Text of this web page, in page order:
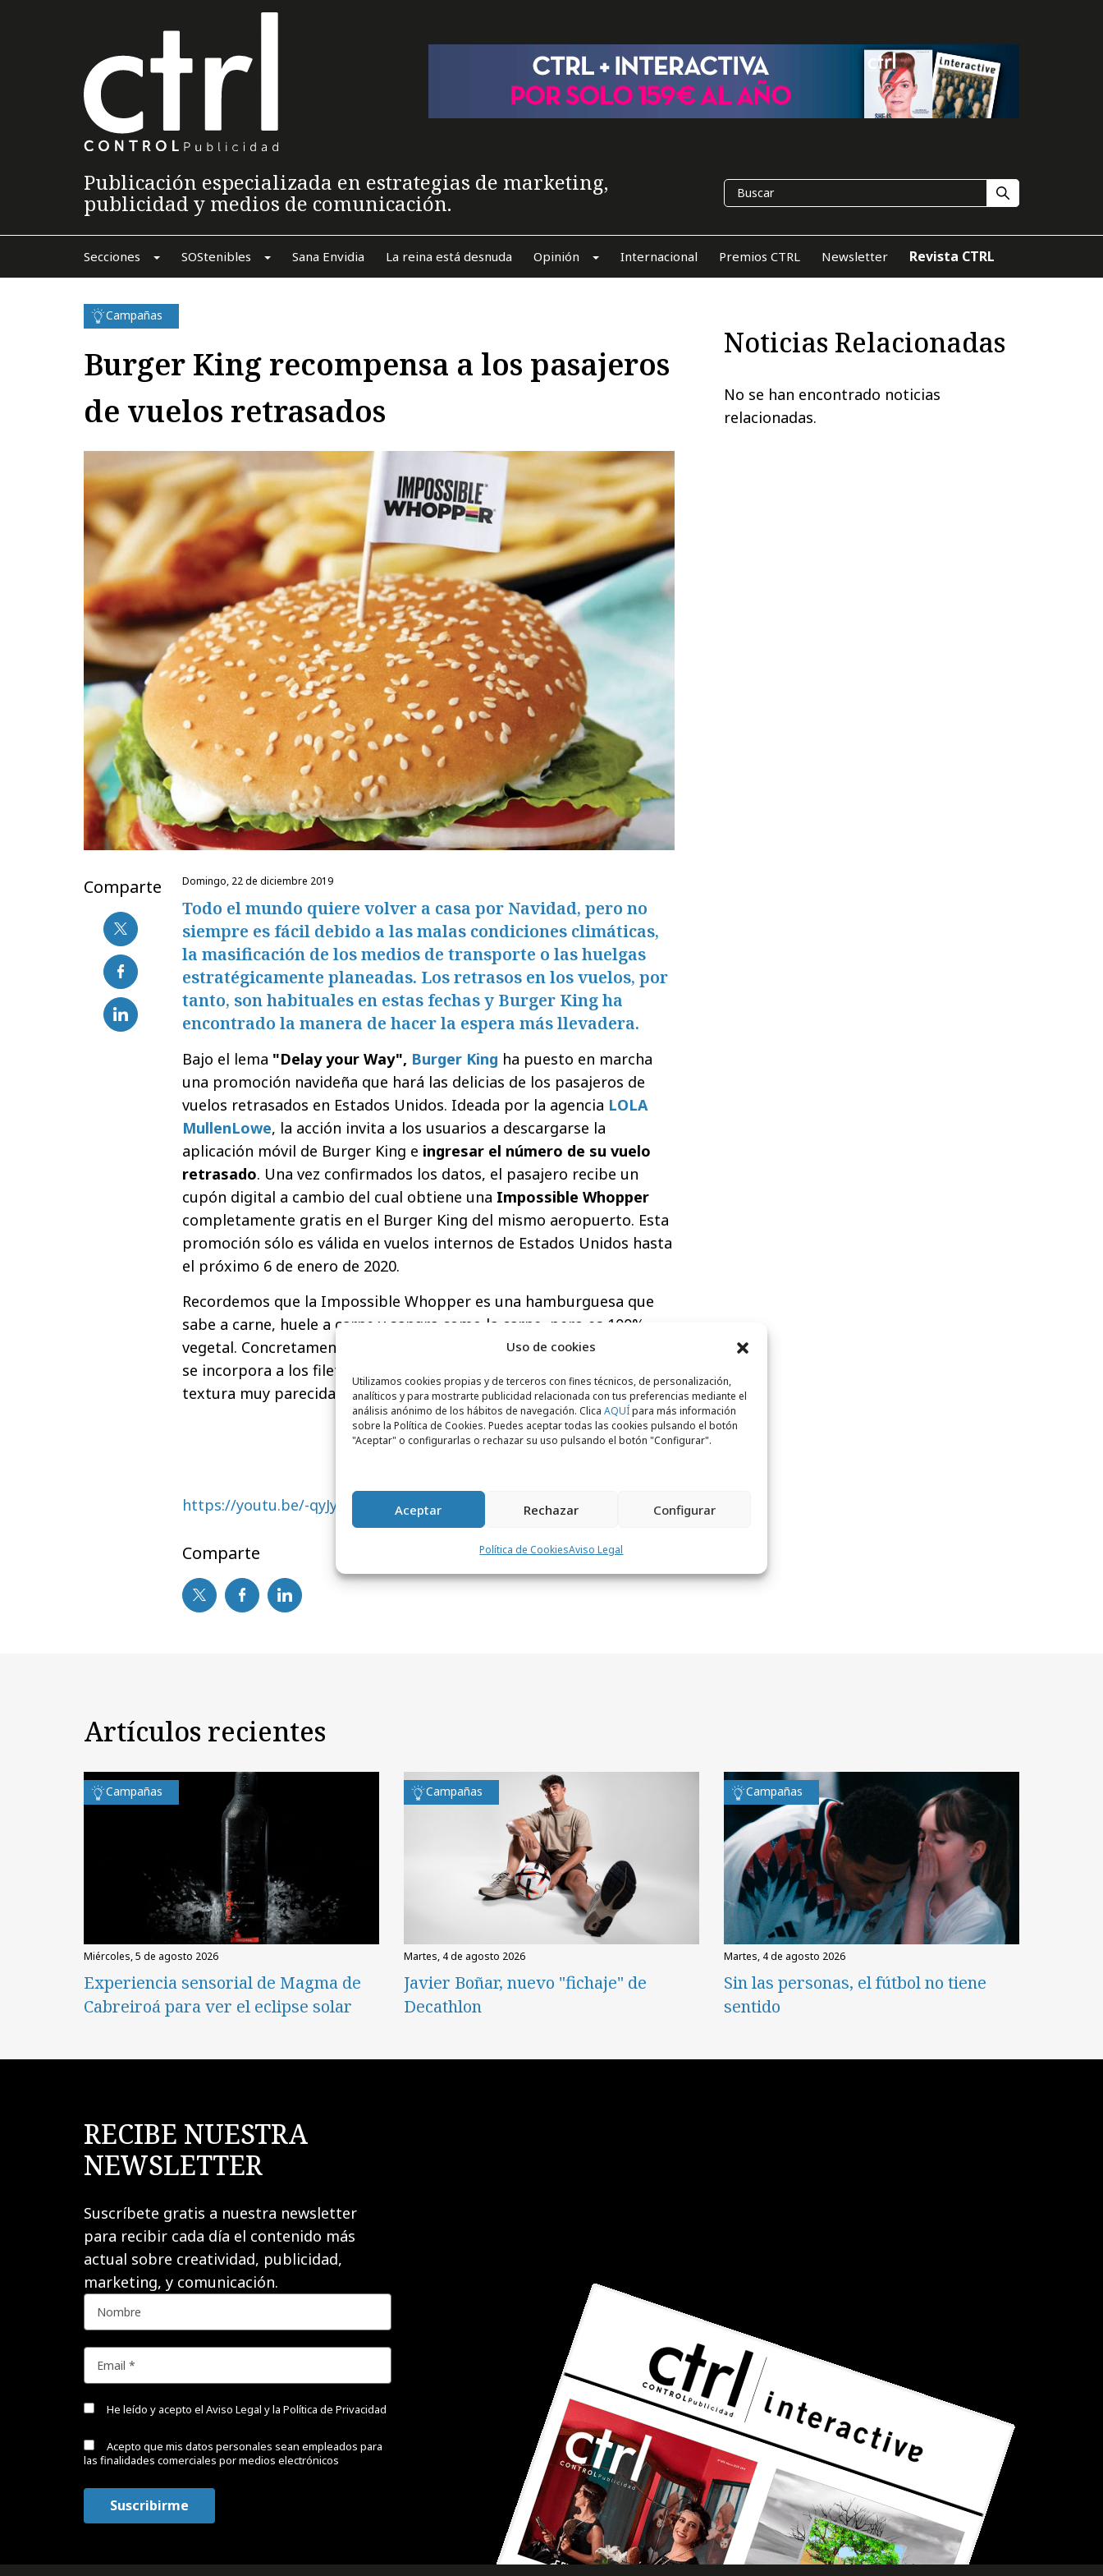
Uso de cookies
Utilizamos cookies propias y de terceros con fines técnicos, de personalización,
analíticos y para mostrarte publicidad relacionada con tus preferencias mediante el
análisis anónimo de los hábitos de navegación. Clica AQUÍpara más información
sobre la Política de Cookies. Puedes aceptar todas las cookies pulsando el botón
"Aceptar" o configurarlas o rechazar su uso pulsando el botón "Configurar".
Aceptar Rechazar Configurar
Política de CookiesAviso Legal
Publicación especializada en estrategias de marketing,
publicidad y medios de comunicación.
Secciones SOStenibles Sana Envidia La reina está desnuda Opinión Internacional Premios CTRL Newsletter Revista CTRL
Campañas
Burger King recompensa a los pasajeros
de vuelos retrasados
Comparte domingo, 22 de diciembre 2019
Todo el mundo quiere volver a casa por Navidad, pero no
siempre es fácil debido a las malas condiciones climáticas,
la masificación de los medios de transporte o las huelgas
estratégicamente planeadas. Los retrasos en los vuelos, por
tanto, son habituales en estas fechas y Burger King ha
encontrado la manera de hacer la espera más llevadera.
Bajo el lema "Delay your Way", Burger King ha puesto en marcha
una promoción navideña que hará las delicias de los pasajeros de
vuelos retrasados en Estados Unidos. Ideada por la agencia LOLA
MullenLowe, la acción invita a los usuarios a descargarse la
aplicación móvil de Burger King e ingresar el número de su vuelo
retrasado. Una vez confirmados los datos, el pasajero recibe un
cupón digital a cambio del cual obtiene una Impossible Whopper
completamente gratis en el Burger King del mismo aeropuerto. Esta
promoción sólo es válida en vuelos internos de Estados Unidos hasta
el próximo 6 de enero de 2020.
Recordemos que la Impossible Whopper es una hamburguesa que
sabe a carne, huele a carne y sangra como la carne, pero es 100%
vegetal. Concretamente, está hecha con una proteína de la soja que
se incorpora a los filetes vegetarianos para aportar un sabor y una
textura muy parecida a la carne vacuna.
https://youtu.be/-qyJyvcVcVM
Comparte
Noticias Relacionadas
No se han encontrado noticias
relacionadas.
Artículos recientes
Campañas
miércoles, 5 de agosto 2026
Experiencia sensorial de Magma de
Cabreiroá para ver el eclipse solar
Campañas
martes, 4 de agosto 2026
Javier Boñar, nuevo "fichaje" de
Decathlon
Campañas
martes, 4 de agosto 2026
Sin las personas, el fútbol no tiene
sentido
RECIBE NUESTRA
NEWSLETTER
Suscríbete gratis a nuestra newsletter
para recibir cada día el contenido más
actual sobre creatividad, publicidad,
marketing, y comunicación.
He leído y acepto el Aviso Legal y la Política de Privacidad
Acepto que mis datos personales sean empleados para
las finalidades comerciales por medios electrónicos